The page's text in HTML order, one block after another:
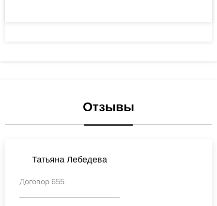
Отзывы
Наталья Смирнова
Договор 154